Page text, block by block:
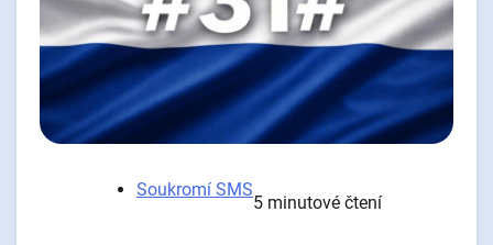
Soukromí SMS
5 minutové čtení